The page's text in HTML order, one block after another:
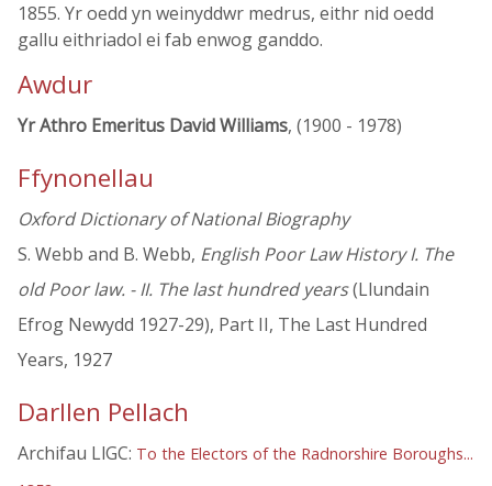
1855. Yr oedd yn weinyddwr medrus, eithr nid oedd
gallu eithriadol ei fab enwog ganddo.
Awdur
Yr Athro Emeritus David Williams, (1900 - 1978)
Ffynonellau
Oxford Dictionary of National Biography
S. Webb and B. Webb, English Poor Law History I. The
old Poor law. - II. The last hundred years(Llundain
Efrog Newydd 1927-29), Part II, The Last Hundred
Years, 1927
Darllen Pellach
Archifau LlGC: To the Electors of the Radnorshire Boroughs...